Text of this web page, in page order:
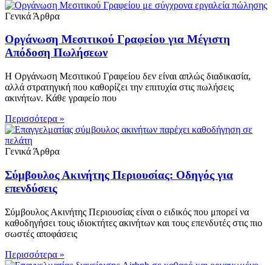
Γενικά Άρθρα
Οργάνωση Μεσιτικού Γραφείου για Μέγιστη
Απόδοση Πωλήσεων
Η Οργάνωση Μεσιτικού Γραφείου δεν είναι απλώς διαδικασία,
αλλά στρατηγική που καθορίζει την επιτυχία στις πωλήσεις
ακινήτων. Κάθε γραφείο που
Περισσότερα »
Γενικά Άρθρα
Σύμβουλος Ακινήτης Περιουσίας: Οδηγός για
επενδύσεις
Σύμβουλος Ακινήτης Περιουσίας είναι ο ειδικός που μπορεί να
καθοδηγήσει τους ιδιοκτήτες ακινήτων και τους επενδυτές στις πιο
σωστές αποφάσεις
Περισσότερα »